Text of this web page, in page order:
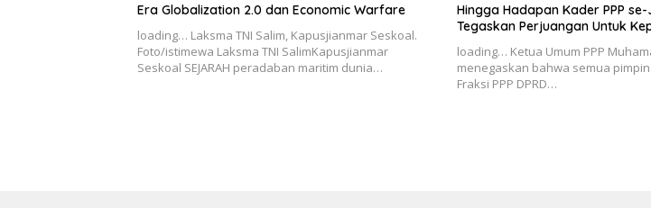
Era Globalization 2.0 dan Economic Warfare
loading… Laksma TNI Salim, Kapusjianmar Seskoal.
Foto/istimewa Laksma TNI SalimKapusjianmar
Seskoal SEJARAH peradaban maritim dunia…
Hingga Hadapan Kader PPP
Tegaskan Perjuangan Untuk
loading… Ketua Umum PPP
menegaskan bahwa semua
Fraksi PPP DPRD…